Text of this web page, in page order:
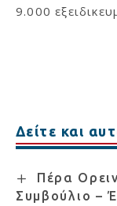
9.000
Δείτε και
Πέρα
Συμβούλιο –